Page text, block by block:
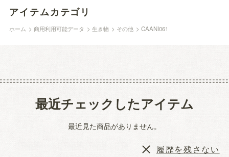
アイテムカテゴリ
ホーム >商用利用可能データ >生き物 > その他 >CAANI061
最近チェックしたアイテム
最近見た商品がありません。
履歴を残さない